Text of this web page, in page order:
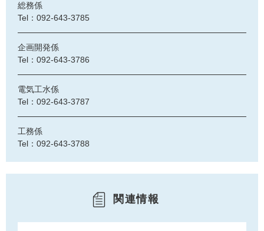
総務係
Tel：092-643-3785
企画開発係
Tel：092-643-3786
電気工水係
Tel：092-643-3787
工務係
Tel：092-643-3788
関連情報